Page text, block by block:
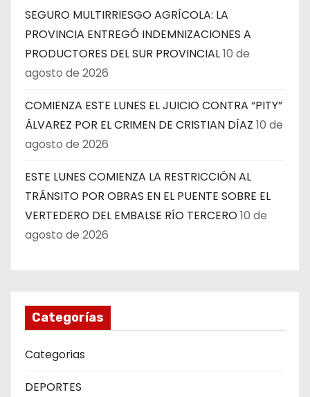
SEGURO MULTIRRIESGO AGRÍCOLA: LA
PROVINCIA ENTREGÓ INDEMNIZACIONES A
PRODUCTORES DEL SUR PROVINCIAL10 de
agosto de 2026
COMIENZA ESTE LUNES EL JUICIO CONTRA “PITY”
ÁLVAREZ POR EL CRIMEN DE CRISTIAN DÍAZ 10 de
agosto de 2026
ESTE LUNES COMIENZA LA RESTRICCIÓN AL
TRÁNSITO POR OBRAS EN EL PUENTE SOBRE EL
VERTEDERO DEL EMBALSE RÍO TERCERO10 de
agosto de 2026
Categorías
Categorias
DEPORTES